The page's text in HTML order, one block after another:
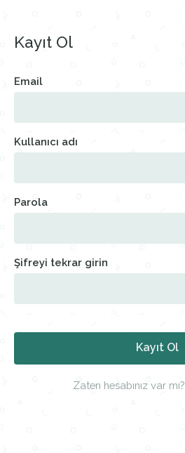
Kayıt Ol
Email
Kullanıcı adı
Parola
Şifreyi tekrar girin
Kayıt Ol
Zaten hesabınız var mı?